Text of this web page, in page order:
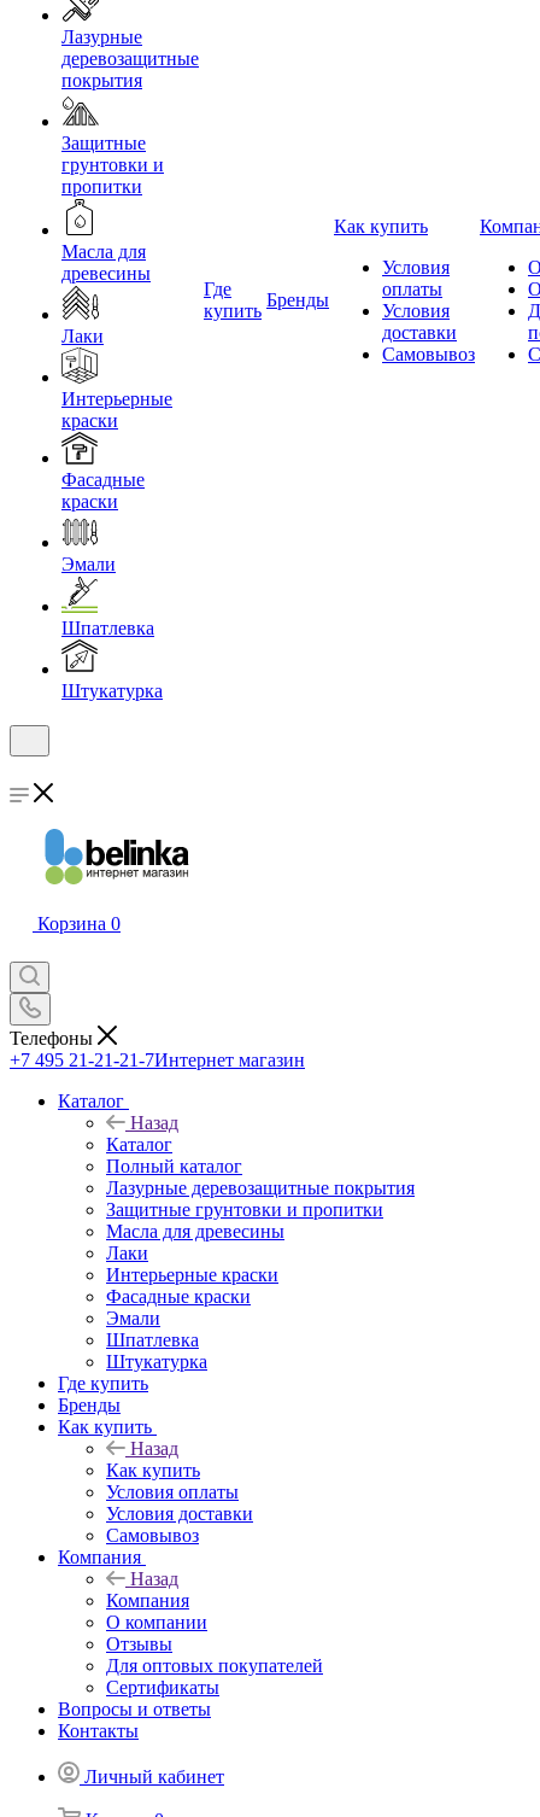
Лазурные
деревозащитные
покрытия
Защитные
грунтовки и
пропитки
Масла для
древесины
Лаки
Интерьерные
краски
Фасадные
краски
Эмали
Шпатлевка
Штукатурка
Где
купить
Бренды
Как купить
Условия
оплаты
Условия
доставки
Самовывоз
Корзина 0
Телефоны
+7 495 21-21-21-7Интернет магазин
Каталог
Назад
Каталог
Полный каталог
Лазурные деревозащитные покрытия
Защитные грунтовки и пропитки
Масла для древесины
Лаки
Интерьерные краски
Фасадные краски
Эмали
Шпатлевка
Штукатурка
Где купить
Бренды
Как купить
Назад
Как купить
Условия оплаты
Условия доставки
Самовывоз
Компания
Назад
Компания
О компании
Отзывы
Для оптовых покупателей
Сертификаты
Вопросы и ответы
Контакты
Личный кабинет